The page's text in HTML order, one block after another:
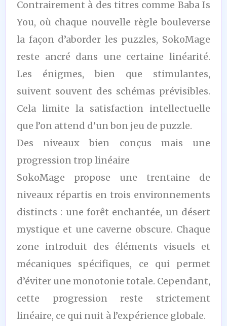
Contrairement à des titres comme Baba Is
You, où chaque nouvelle règle bouleverse
la façon d’aborder les puzzles, SokoMage
reste ancré dans une certaine linéarité.
Les énigmes, bien que stimulantes,
suivent souvent des schémas prévisibles.
Cela limite la satisfaction intellectuelle
que l’on attend d’un bon jeu de puzzle.
Des niveaux bien conçus mais une
progression trop linéaire
SokoMage propose une trentaine de
niveaux répartis en trois environnements
distincts : une forêt enchantée, un désert
mystique et une caverne obscure. Chaque
zone introduit des éléments visuels et
mécaniques spécifiques, ce qui permet
d’éviter une monotonie totale. Cependant,
cette progression reste strictement
linéaire, ce qui nuit à l’expérience globale.